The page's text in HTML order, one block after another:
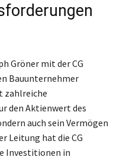
Gröner mit der CG
Bauunternehmer
zahlreiche
den Aktienwert des
auch sein Vermögen
Leitung hat die CG
Investitionen in